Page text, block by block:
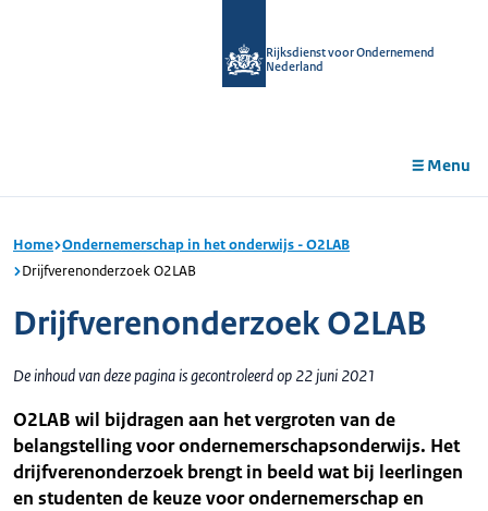
Rijksdienst voor Ondernemend
Nederland
Menu
Home Ondernemerschap in het onderwijs - O2LAB
Drijfverenonderzoek O2LAB
Drijfverenonderzoek O2LAB
De inhoud van deze pagina is gecontroleerd op 22 juni 2021
O2LAB wil bijdragen aan het vergroten van de
belangstelling voor ondernemerschapsonderwijs. Het
drijfverenonderzoek brengt in beeld wat bij leerlingen
en studenten de keuze voor ondernemerschap en